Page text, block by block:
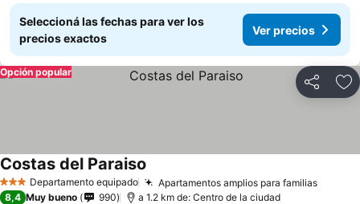
Seleccioná las fechas para ver los
precios exactos
Ver precios
Compartir
Opción popular
3 EstrellasDepartamento equipado Apartamentos amplios para familiasVer
Costas del Paraiso
8,4 Muy bueno 990 a 1.2 km de: Centro de la ciudad